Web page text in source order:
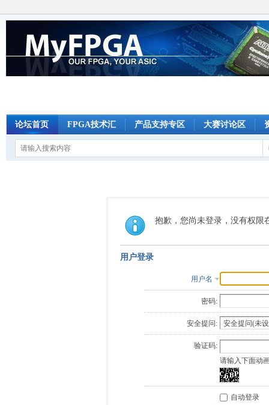
论坛首页 FPGA技术汇 产品支持专区 大赛讨论区
抱歉，您尚未登录，没有权限
用户登录
用户名
密码:
安全提问:
验证码:
请输入下面动
自动登录